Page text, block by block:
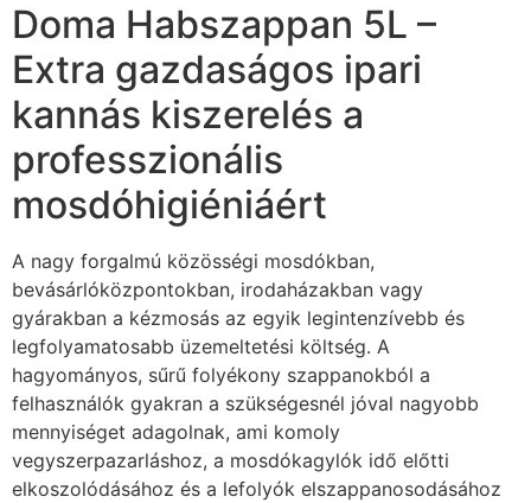
Doma Habszappan 5L –
Extra gazdaságos ipari
kannás kiszerelés a
professzionális
mosdóhigiéniáért
A nagy forgalmú közösségi mosdókban,
bevásárlóközpontokban, irodaházakban vagy
gyárakban a kézmosás az egyik legintenzívebb és
legfolyamatosabb üzemeltetési költség. A
hagyományos, sűrű folyékony szappanokból a
felhasználók gyakran a szükségesnél jóval nagyobb
mennyiséget adagolnak, ami komoly
vegyszerpazarláshoz, a mosdókagylók idő előtti
elkoszolódásához és a lefolyók elszappanosodásához